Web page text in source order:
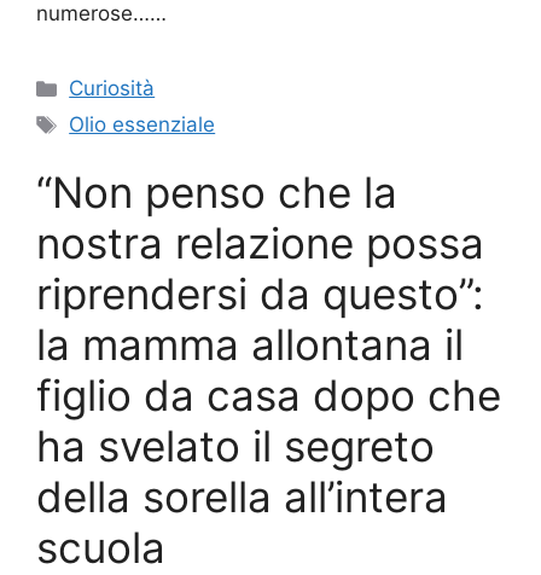
numerose……
Categorie
Curiosità
Tag
Olio essenziale
“Non penso che la
nostra relazione possa
riprendersi da questo”:
la mamma allontana il
figlio da casa dopo che
ha svelato il segreto
della sorella all’intera
scuola